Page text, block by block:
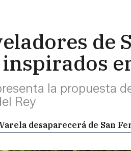
de
la propuesta
Rey
desaparecerá de San